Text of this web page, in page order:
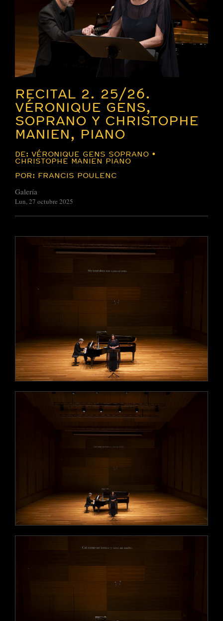
RECITAL 2. 25/26.
VÉRONIQUE GENS,
SOPRANO Y CHRISTOPHE
MANIEN, PIANO
DE: VÉRONIQUE GENS SOPRANO •
CHRISTOPHE MANIEN PIANO
POR: FRANCIS POULENC
Galería
Lun, 27 octubre 2025